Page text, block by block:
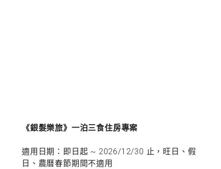
《銀髮樂旅》一泊三食住房專案
適用日期：即日起 ~ 2026/12/30 止，旺日、假
日、農曆春節期間不適用